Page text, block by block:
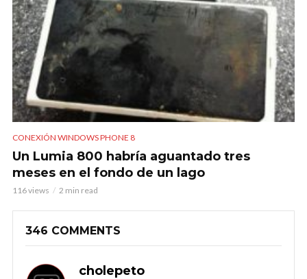
CONEXIÓN WINDOWS PHONE 8
Un Lumia 800 habría aguantado tres
meses en el fondo de un lago
116 views 2 min read
346 COMMENTS
cholepeto